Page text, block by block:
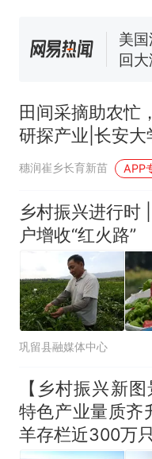
140
美
回
官
热
因老
人生
田间采摘助农忙
研探产业|长安大
崔乡，长育新苗”
实践队深入金银
地调研特色农业
穗润崔乡长育新苗 APP
乡村振兴进行时
户增收“红火路”
巩留县融媒体中心
【乡村振兴新
特色产业量质齐
羊存栏近300万只